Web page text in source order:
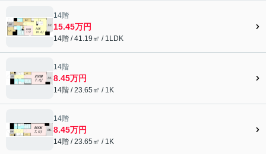
14階
15.45万円
14階 / 41.19㎡ / 1LDK
14階
8.45万円
14階 / 23.65㎡ / 1K
14階
8.45万円
14階 / 23.65㎡ / 1K